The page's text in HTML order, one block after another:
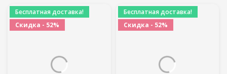
обувь
подошвой
Бесплатная доставка!
Скидка - 52%
Бесплатная доставка!
Скидка - 52%